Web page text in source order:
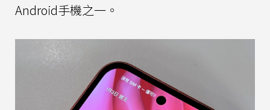
Android手機之一。